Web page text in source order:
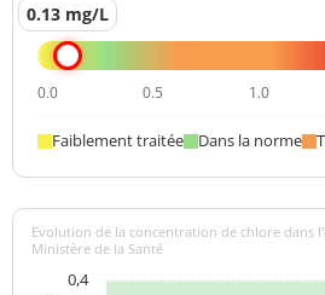
0.13 mg/L
0.0 0.5 1.0
Faiblement traitée Dans la norme
Evolution de la concentration de chlore dans
Ministère de la Santé
0,4